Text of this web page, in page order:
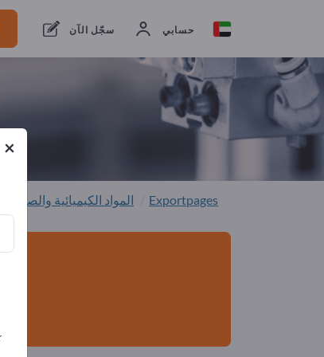
سجّل الآن حسابي من المصدرين من المصنعين1
Exportpages المواد الكيميائية والصيدلانية
×